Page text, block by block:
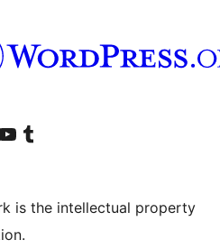
edin
kanalımızı ziyaret edinTumblr hesabımızı ziyaret edin
is the intellectual property